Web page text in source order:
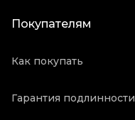
Покупателям
Как покупать
Гарантия подлинности